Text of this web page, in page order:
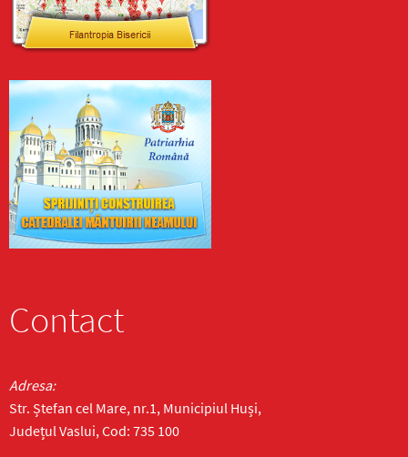
Contact
Adresa:
Str. Ștefan cel Mare, nr.1, Municipiul Huși,
Județul Vaslui, Cod: 735 100